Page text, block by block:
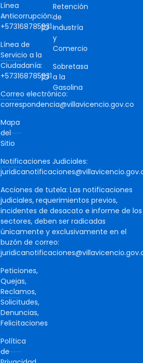
Línea
Anticorrupción:
+573168785931
Línea de
Servicio a la
Ciudadanía:
+573168785931
Correo electrónico:
correspondencia@villavicencio.gov.co
Mapa
del
Sitio
Notificaciones Judiciales:
Acciones de tutela: Las notificaciones
judiciales, requerimientos previos,
incidentes de desacato e informe de los
sectores, deben ser radicadas
únicamente y exclusivamente en el
buzón de correo:
Peticiones,
Quejas,
Reclamos,
Solicitudes,
Denuncias,
Felicitaciones
Política
de
Retención
de
Industría
y
Comercio
Sobretasa
a la
Gasolina